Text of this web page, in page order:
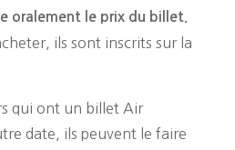
oralement le prix du billet.
ils sont inscrits sur la
qui ont un billet Air
date, ils peuvent le faire